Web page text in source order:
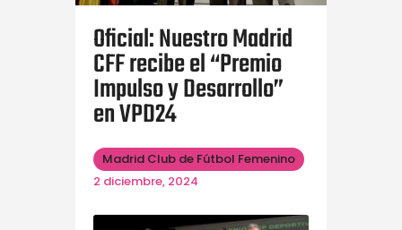
Contacto
Oficial: Nuestro Madrid
CFF recibe el “Premio
Impulso y Desarrollo”
en VPD24
Madrid Club de Fútbol Femenino
2 diciembre, 2024